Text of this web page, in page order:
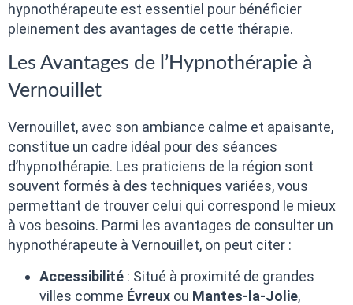
hypnothérapeute est essentiel pour bénéficier
pleinement des avantages de cette thérapie.
Les Avantages de l’Hypnothérapie à
Vernouillet
Vernouillet, avec son ambiance calme et apaisante,
constitue un cadre idéal pour des séances
d’hypnothérapie. Les praticiens de la région sont
souvent formés à des techniques variées, vous
permettant de trouver celui qui correspond le mieux
à vos besoins. Parmi les avantages de consulter un
hypnothérapeute à Vernouillet, on peut citer :
Accessibilité : Situé à proximité de grandes
villes comme Évreux ou Mantes-la-Jolie,